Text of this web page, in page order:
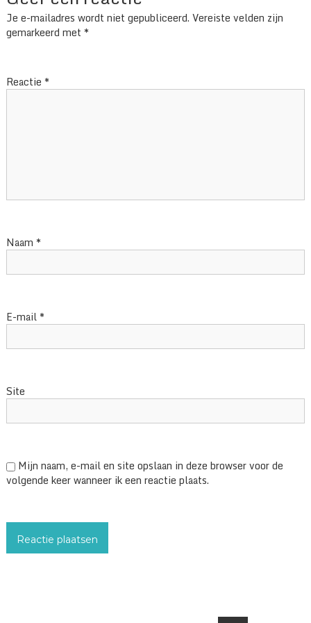
Je e-mailadres wordt niet gepubliceerd. Vereiste velden zijn
gemarkeerd met *
Reactie *
Naam *
E-mail *
Site
Mijn naam, e-mail en site opslaan in deze browser voor de
volgende keer wanneer ik een reactie plaats.